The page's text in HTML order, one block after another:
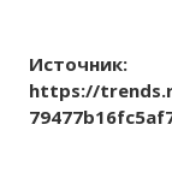
Источник:
https://